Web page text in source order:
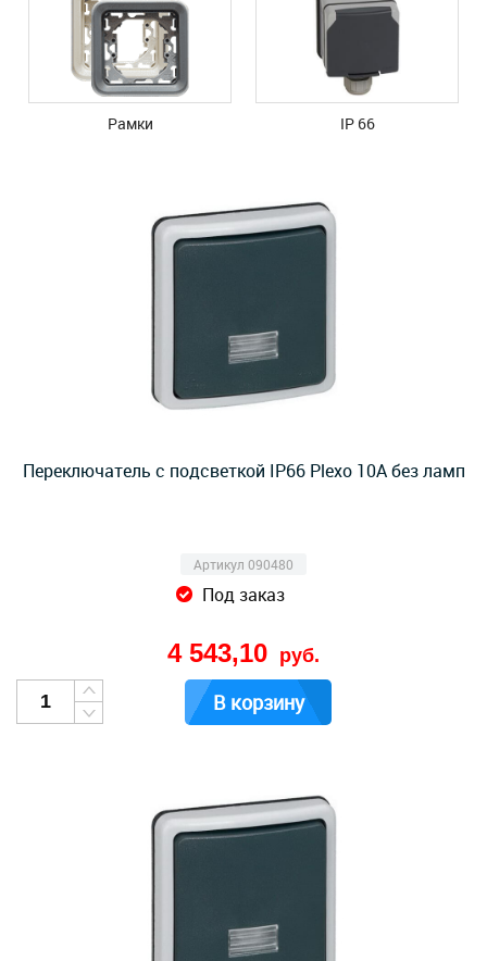
Рамки IP 66
Переключатель с подсветкой IP66 Plexo 10А без ламп
Артикул 090480
Под заказ
4 543,10 руб.
В корзину